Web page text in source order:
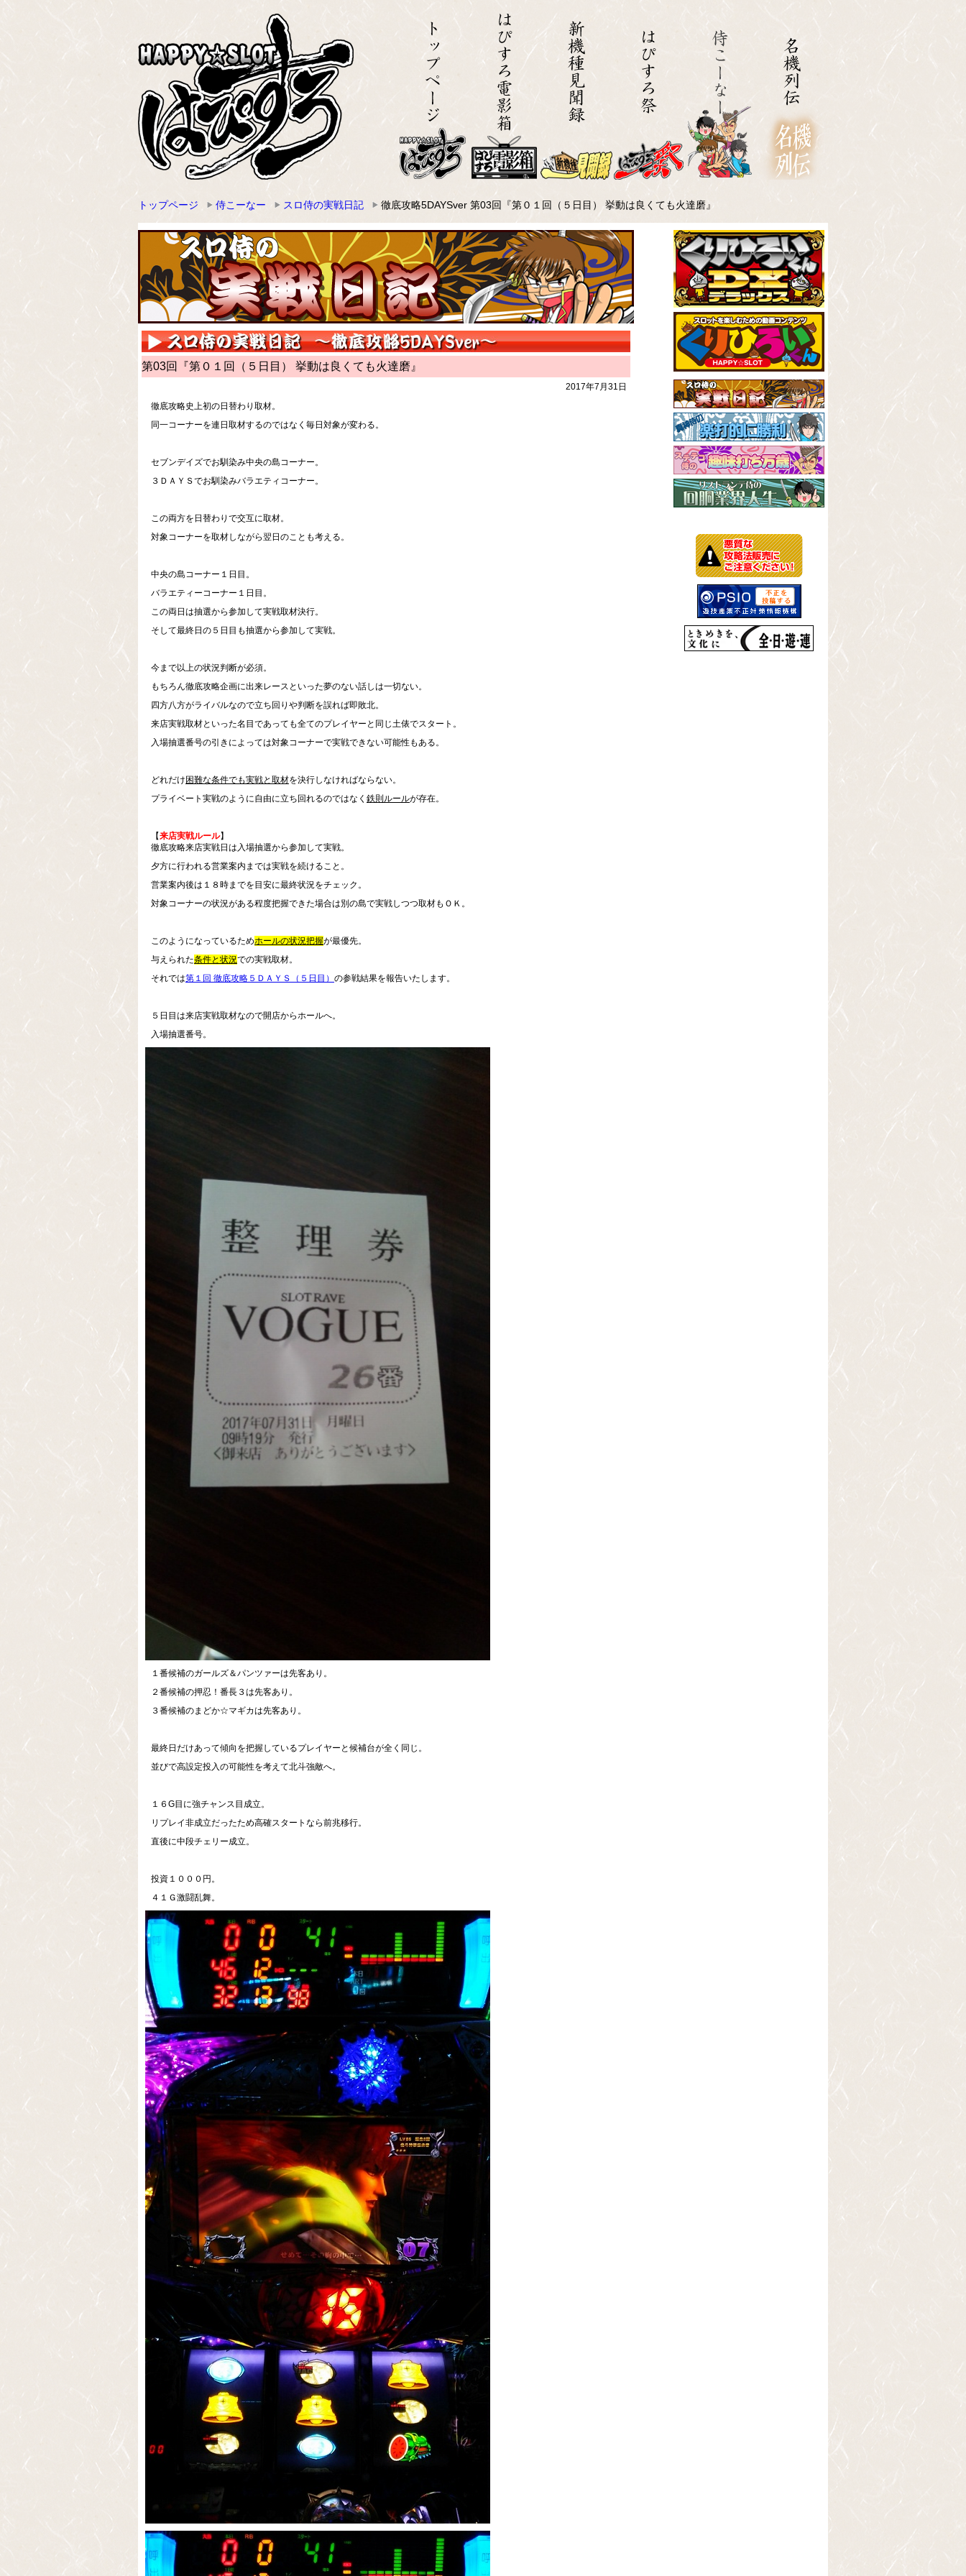
トップページ 侍こーなー スロ侍の実戦日記 徹底攻略5DAYSver 第03回『第０１回（５日目） 挙動は良くても火達磨』
第03回『第０１回（５日目） 挙動は良くても火達磨』
2017年7月31日
徹底攻略史上初の日替わり取材。
同一コーナーを連日取材するのではなく毎日対象が変わる。
セブンデイズでお馴染み中央の島コーナー。
３ＤＡＹＳでお馴染みバラエティコーナー。
この両方を日替わりで交互に取材。
対象コーナーを取材しながら翌日のことも考える。
中央の島コーナー１日目。
バラエティーコーナー１日目。
この両日は抽選から参加して実戦取材決行。
そして最終日の５日目も抽選から参加して実戦。
今まで以上の状況判断が必須。
もちろん徹底攻略企画に出来レースといった夢のない話しは一切ない。
四方八方がライバルなので立ち回りや判断を誤れば即敗北。
来店実戦取材といった名目であっても全てのプレイヤーと同じ土俵でスタート。
入場抽選番号の引きによっては対象コーナーで実戦できない可能性もある。
どれだけ 困難な条件でも実戦と取材を決行しなければならない。
プライベート実戦のように自由に立ち回れるのではなく 鉄則ルールが存在。
【来店実戦ルール】
徹底攻略来店実戦日は入場抽選から参加して実戦。
夕方に行われる営業案内までは実戦を続けること。
営業案内後は１８時までを目安に最終状況をチェック。
対象コーナーの状況がある程度把握できた場合は別の島で実戦しつつ取材もＯＫ。
このようになっているためホールの状況把握が最優先。
与えられた条件と状況での実戦取材。
それでは第１回 徹底攻略５ＤＡＹＳ（５日目） の参戦結果を報告いたします。
５日目は来店実戦取材なので開店からホールへ。
入場抽選番号。
１番候補のガールズ＆パンツァーは先客あり。
２番候補の押忍！番長３は先客あり。
３番候補のまどか☆マギカは先客あり。
最終日だけあって傾向を把握しているプレイヤーと候補台が全く同じ。
並びで高設定投入の可能性を考えて北斗強敵へ。
１６G目に強チャンス目成立。
リプレイ非成立だったため高確スタートなら前兆移行。
直後に中段チェリー成立。
投資１０００円。
４１Ｇ激闘乱舞。